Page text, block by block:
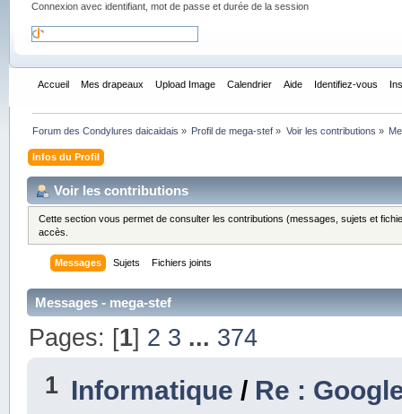
Connexion avec identifiant, mot de passe et durée de la session
Accueil Mes drapeaux Upload Image Calendrier Aide Identifiez-vous
Forum des Condylures daicaidais » Profil de mega-stef » Voir les contributions »
Infos du Profil
Voir les contributions
Cette section vous permet de consulter les contributions (messages, sujets et
accès.
Messages Sujets Fichiers joints
Messages - mega-stef
Pages: [1] 2 3 ... 374
1 Informatique / Re :